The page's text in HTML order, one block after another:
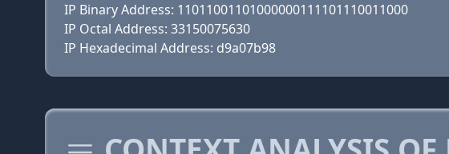
IP Binary Address: 11011001101000000111101110011000
IP Octal Address: 33150075630
IP Hexadecimal Address: d9a07b98